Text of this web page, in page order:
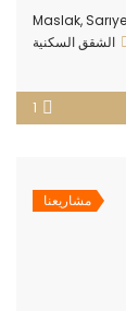
Maslak,
الشقق السكنية
1
مشاريعنا